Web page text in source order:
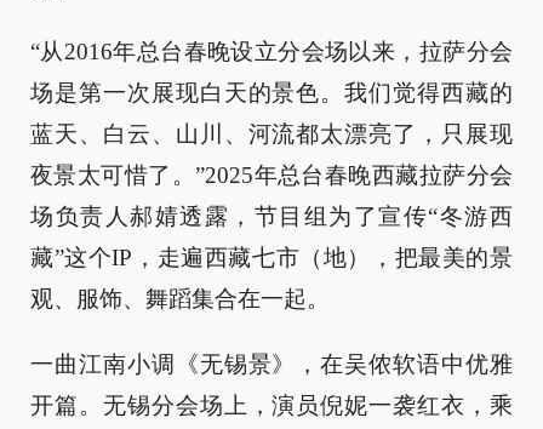
“从2016年总台春晚设立分会场以来，拉萨分会
场是第一次展现白天的景色。我们觉得西藏的
蓝天、白云、山川、河流都太漂亮了，只展现
夜景太可惜了。”2025年总台春晚西藏拉萨分会
场负责人郝婧透露，节目组为了宣传“冬游西
藏”这个IP，走遍西藏七市（地），把最美的景
观、服饰、舞蹈集合在一起。
一曲江南小调《无锡景》，在吴侬软语中优雅
开篇。无锡分会场上，演员倪妮一袭红衣，乘